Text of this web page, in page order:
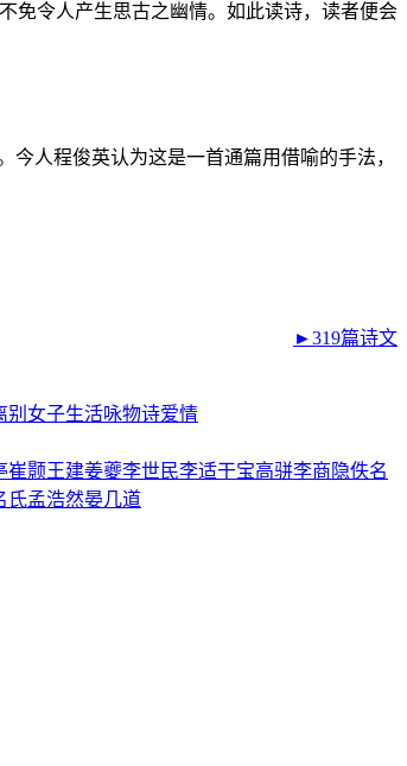
免令人产生思古之幽情。如此读诗，读者便会
人程俊英认为这是一首通篇用借喻的手法，
►319篇诗文
别 女子生活咏物诗爱情
崔颢王建姜夔李世民李适干宝高骈李商隐佚名
氏孟浩然晏几道